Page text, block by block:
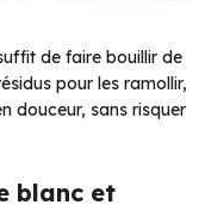
de faire bouillir de
pour les ramollir,
douceur, sans risquer
blanc et